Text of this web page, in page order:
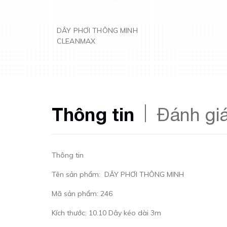
DÂY PHƠI THÔNG MINH
CLEANMAX
Thông tin Đánh
Thông tin
Tên sản phẩm: DÂY PHƠI THÔNG MINH
Mã sản phẩm: 246
Kích thước: 10.10 Dây kéo dài 3m